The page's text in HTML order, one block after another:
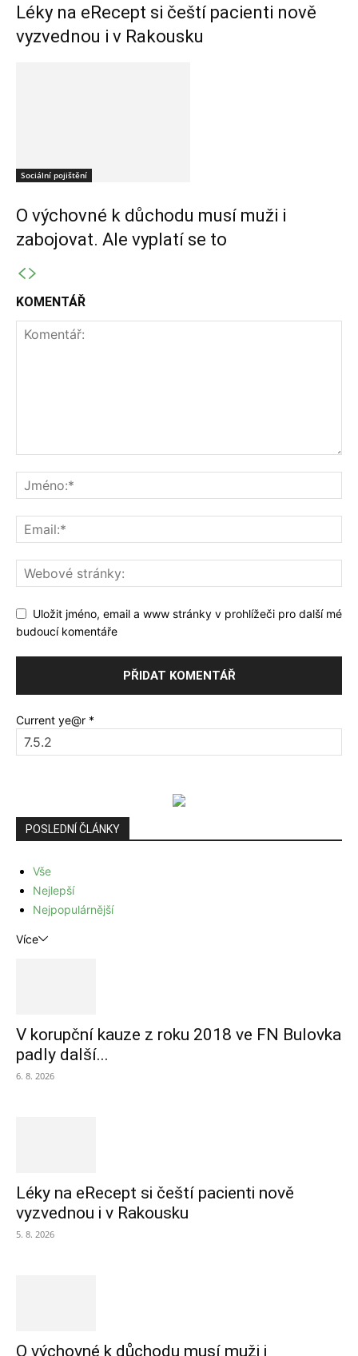
Léky na eRecept si čeští pacienti nově
vyzvednou i v Rakousku
Sociální pojištění
O výchovné k důchodu musí muži i
zabojovat. Ale vyplatí se to
KOMENTÁŘ
Uložit jméno, email a www stránky v prohlížeči pro další mé
budoucí komentáře
Current ye@r *
POSLEDNÍ ČLÁNKY
Vše
Nejlepší
Nejpopulárnější
Více
V korupční kauze z roku 2018 ve FN Bulovka
padly další...
6. 8. 2026
Léky na eRecept si čeští pacienti nově
vyzvednou i v Rakousku
5. 8. 2026
O výchovné k důchodu musí muži i